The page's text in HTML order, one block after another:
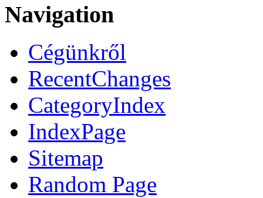
Navigation
Cégünkről
RecentChanges
CategoryIndex
IndexPage
Sitemap
Random Page